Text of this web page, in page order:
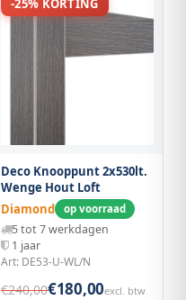
-25% KORTING
Deco Knooppunt 2x530lt.
Wenge Hout Loft
Diamond
op voorraad
5 tot 7 werkdagen
1 jaar
Art: DE53-U-WL/N
€240,00€180,00excl. btw